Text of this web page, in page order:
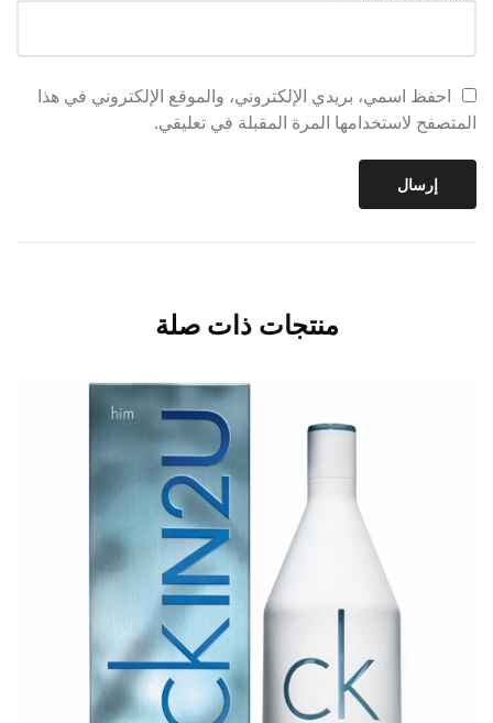
احفظ اسمي، بريدي الإلكتروني، والموقع الإلكتروني في هذا
المتصفح لاستخدامها المرة المقبلة في تعليقي.
منتجات ذات صلة